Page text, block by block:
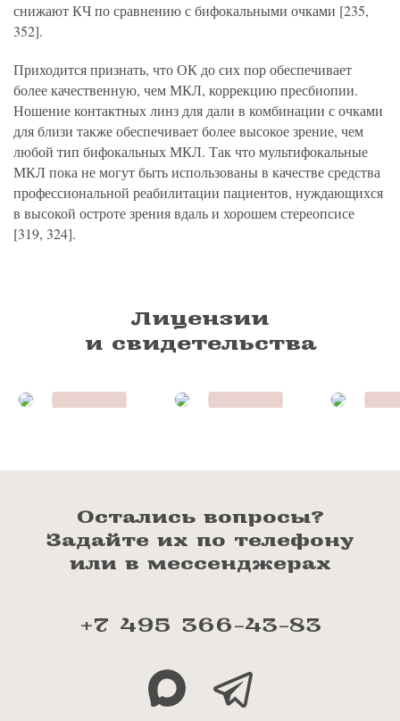
снижают КЧ по сравнению с бифокальными очками [235,
352].
Приходится признать, что ОК до сих пор обеспечивает
более качественную, чем МКЛ, коррекцию пресбиопии.
Ношение контактных линз для дали в комбинации с очками
для близи также обеспечивает более высокое зрение, чем
любой тип бифокальных МКЛ. Так что мультифокальные
МКЛ пока не могут быть использованы в качестве средства
профессиональной реабилитации пациентов, нуждающихся
в высокой остроте зрения вдаль и хорошем стереопсисе
[319, 324].
Лицензии
и свидетельства
Остались вопросы?
Задайте их по телефону
или в мессенджерах
+7 495 366-43-83